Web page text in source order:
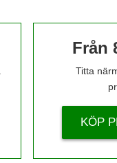
Från
Titta
KÖP